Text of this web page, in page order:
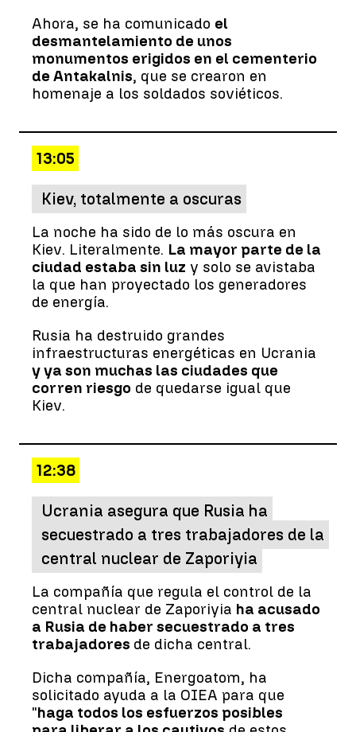
Ahora, se ha comunicado el
desmantelamiento de unos
monumentos erigidos en el cementerio
de Antakalnis, que se crearon en
homenaje a los soldados soviéticos.
13:05
Kiev, totalmente a oscuras
La noche ha sido de lo más oscura en
Kiev. Literalmente. La mayor parte de la
ciudad estaba sin luz y solo se avistaba
la que han proyectado los generadores
de energía.
Rusia ha destruido grandes
infraestructuras energéticas en Ucrania
y ya son muchas las ciudades que
corren riesgo de quedarse igual que
Kiev.
12:38
Ucrania asegura que Rusia ha
secuestrado a tres trabajadores de la
central nuclear de Zaporiyia
La compañía que regula el control de la
central nuclear de Zaporiyia ha acusado
a Rusia de haber secuestrado a tres
trabajadores de dicha central.
Dicha compañía, Energoatom, ha
solicitado ayuda a la OIEA para que
"haga todos los esfuerzos posibles